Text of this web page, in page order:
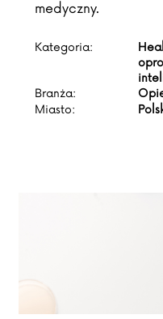
medyczny.
Kategoria:
Branża:
Miasto: